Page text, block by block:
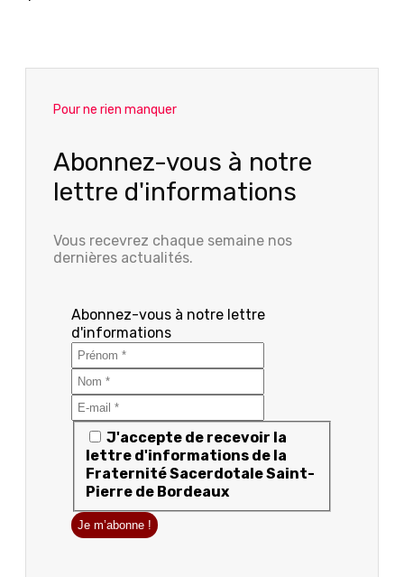
Pour ne rien manquer
Abonnez-vous à notre
lettre d'informations
Vous recevrez chaque semaine nos
dernières actualités.
Abonnez-vous à notre lettre
d'informations
J'accepte de recevoir la
lettre d'informations de la
Fraternité Sacerdotale Saint-
Pierre de Bordeaux